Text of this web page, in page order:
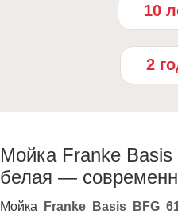
10
2
Мойка Franke Basis
белая —
Мойка Franke Basis BFG